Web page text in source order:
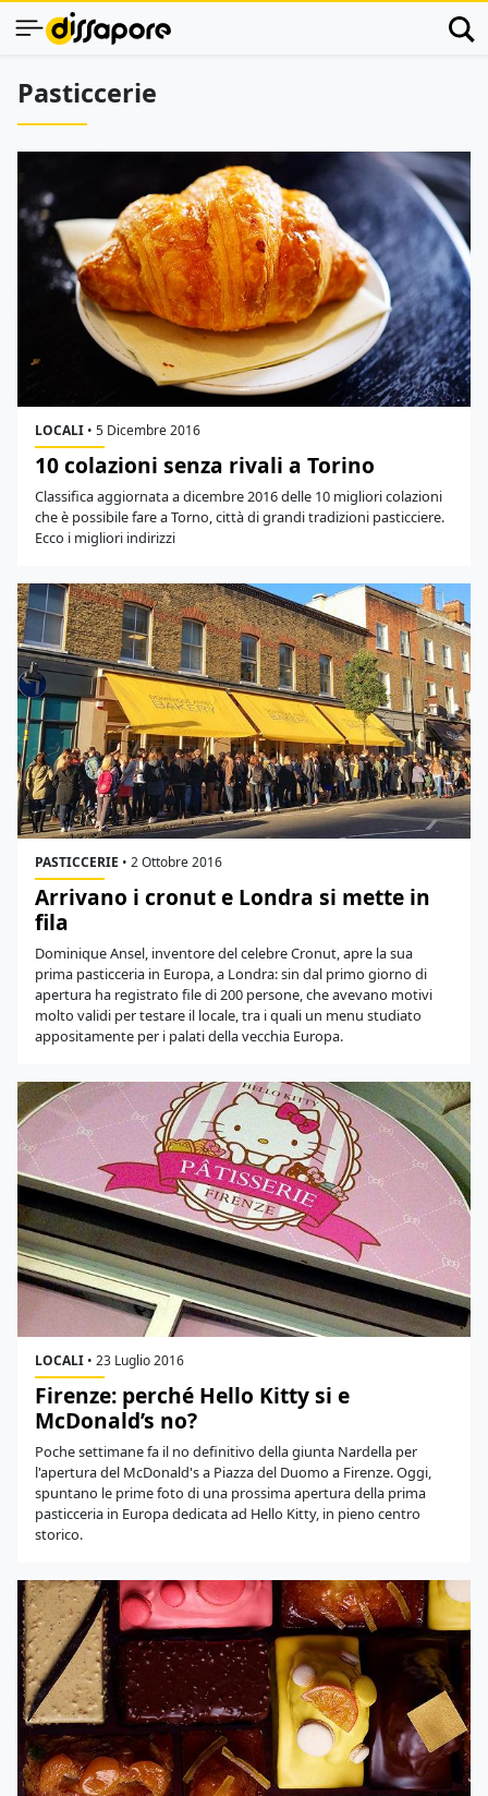
Pasticcerie
LOCALI • 5 Dicembre 2016
10 colazioni senza rivali a Torino
Classifica aggiornata a dicembre 2016 delle 10 migliori colazioni
che è possibile fare a Torno, città di grandi tradizioni pasticciere.
Ecco i migliori indirizzi
PASTICCERIE • 2 Ottobre 2016
Arrivano i cronut e Londra si mette in
fila
Dominique Ansel, inventore del celebre Cronut, apre la sua
prima pasticceria in Europa, a Londra: sin dal primo giorno di
apertura ha registrato file di 200 persone, che avevano motivi
molto validi per testare il locale, tra i quali un menu studiato
appositamente per i palati della vecchia Europa.
LOCALI • 23 Luglio 2016
Firenze: perché Hello Kitty si e
McDonald’s no?
Poche settimane fa il no definitivo della giunta Nardella per
l'apertura del McDonald's a Piazza del Duomo a Firenze. Oggi,
spuntano le prime foto di una prossima apertura della prima
pasticceria in Europa dedicata ad Hello Kitty, in pieno centro
storico.